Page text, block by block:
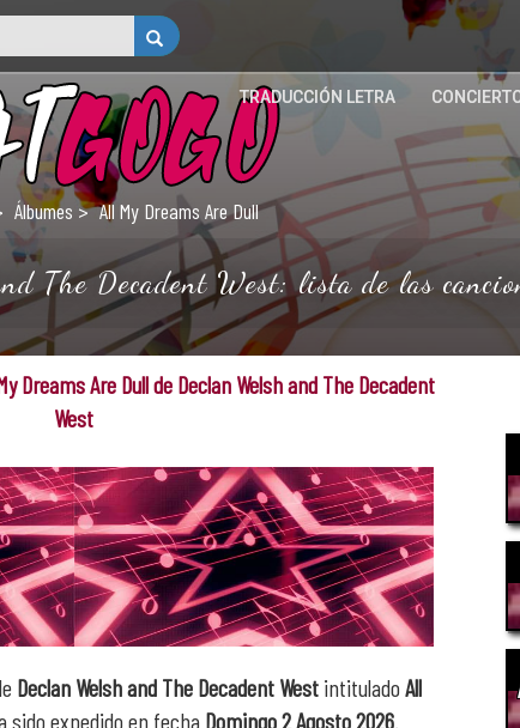
TRADUCCIÓN LETRA
Álbumes All My Dreams Are Dull
The Decadent West: lista de las
Dreams Are Dull de Declan Welsh and The Decadent
West
Declan Welsh and The Decadent West intituladoAll
sido expedido en fecha Domingo 2 Agosto 2026.